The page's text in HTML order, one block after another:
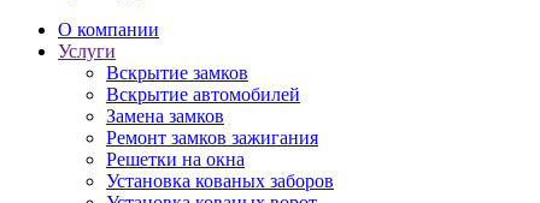
О компании
Услуги
Вскрытие замков
Вскрытие автомобилей
Замена замков
Ремонт замков зажигания
Решетки на окна
Установка кованых заборов